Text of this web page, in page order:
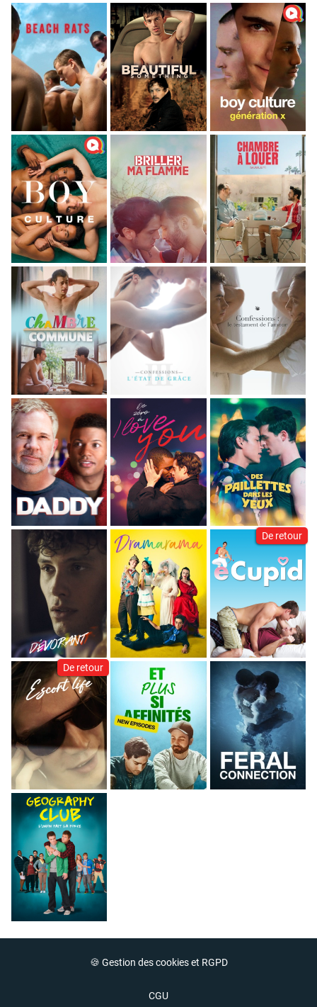
De retour
De retour
🍪 Gestion des cookies et RGPD
CGU